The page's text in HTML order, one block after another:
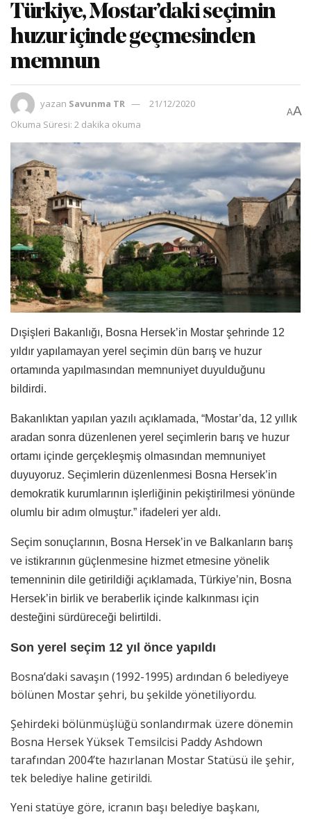
Türkiye, Mostar’daki seçimin
huzur içinde geçmesinden
memnun
yazan Savunma TR
21/12/2020
Okuma Süresi: 2 dakika okuma
AA
Dışişleri Bakanlığı, Bosna Hersek’in Mostar şehrinde 12
yıldır yapılamayan yerel seçimin dün barış ve huzur
ortamında yapılmasından memnuniyet duyulduğunu
bildirdi.
Bakanlıktan yapılan yazılı açıklamada, “Mostar’da, 12 yıllık
aradan sonra düzenlenen yerel seçimlerin barış ve huzur
ortamı içinde gerçekleşmiş olmasından memnuniyet
duyuyoruz. Seçimlerin düzenlenmesi Bosna Hersek’in
demokratik kurumlarının işlerliğinin pekiştirilmesi yönünde
olumlu bir adım olmuştur.” ifadeleri yer aldı.
Seçim sonuçlarının, Bosna Hersek’in ve Balkanların barış
ve istikrarının güçlenmesine hizmet etmesine yönelik
temenninin dile getirildiği açıklamada, Türkiye’nin, Bosna
Hersek’in birlik ve beraberlik içinde kalkınması için
desteğini sürdüreceği belirtildi.
Son yerel seçim 12 yıl önce yapıldı
Bosna’daki savaşın (1992-1995) ardından 6 belediyeye
bölünen Mostar şehri, bu şekilde yönetiliyordu.
Şehirdeki bölünmüşlüğü sonlandırmak üzere dönemin
Bosna Hersek Yüksek Temsilcisi Paddy Ashdown
tarafından 2004’te hazırlanan Mostar Statüsü ile şehir,
tek belediye haline getirildi.
Yeni statüye göre, icranın başı belediye başkanı,